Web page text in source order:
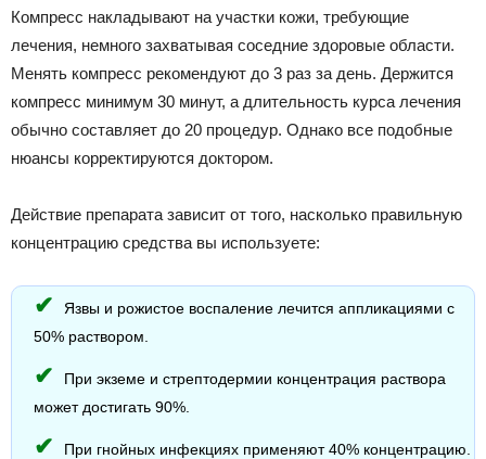
Компресс накладывают на участки кожи, требующие
лечения, немного захватывая соседние здоровые области.
Менять компресс рекомендуют до 3 раз за день. Держится
компресс минимум 30 минут, а длительность курса лечения
обычно составляет до 20 процедур. Однако все подобные
нюансы корректируются доктором.
Действие препарата зависит от того, насколько правильную
концентрацию средства вы используете:
Язвы и рожистое воспаление лечится аппликациями с
50% раствором.
При экземе и стрептодермии концентрация раствора
может достигать 90%.
При гнойных инфекциях применяют 40% концентрацию.